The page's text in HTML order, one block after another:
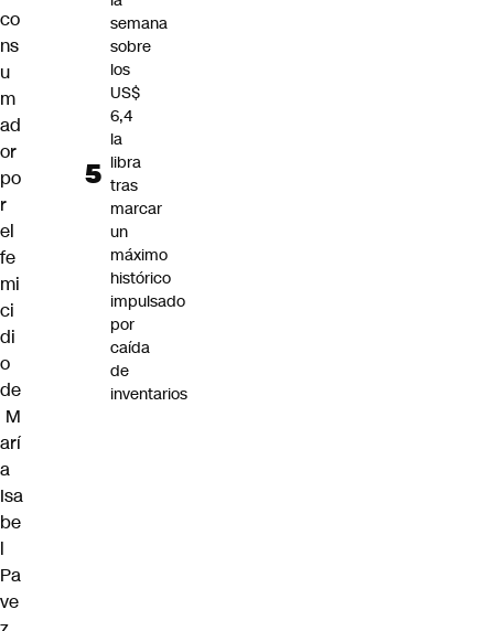
co
ns
u
m
ad
or
po
r
el
fe
mi
ci
di
o
de
M
arí
a
Isa
be
l
Pa
ve
semana
sobre
los
US$
6,4
la
libra
tras
marcar
un
máximo
histórico
impulsado
por
caída
de
inventarios